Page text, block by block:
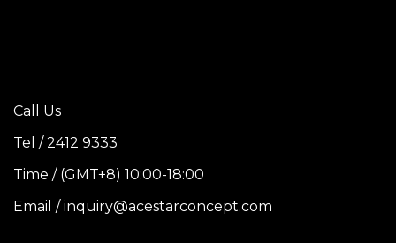
Call Us
Tel / 2412 9333
Time / (GMT+8) 10:00-18:00
Email / inquiry@acestarconcept.com